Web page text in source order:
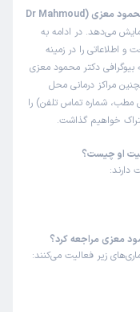
این صفحه مثل سایت نوبت‌دهی اینترنتی دکتر محمود معزی (Dr Mahmoud
می‌دهد. در ادامه به
و اطلاعاتی را در زمینه
دکتر محمود معزی
مراکز درمانی محل
مطب، شماره تماس تلفن) را
خواهیم گذاشت.
او چیست؟
معزی مراجعه کرد؟
زیر فعالیت می‌کنند: